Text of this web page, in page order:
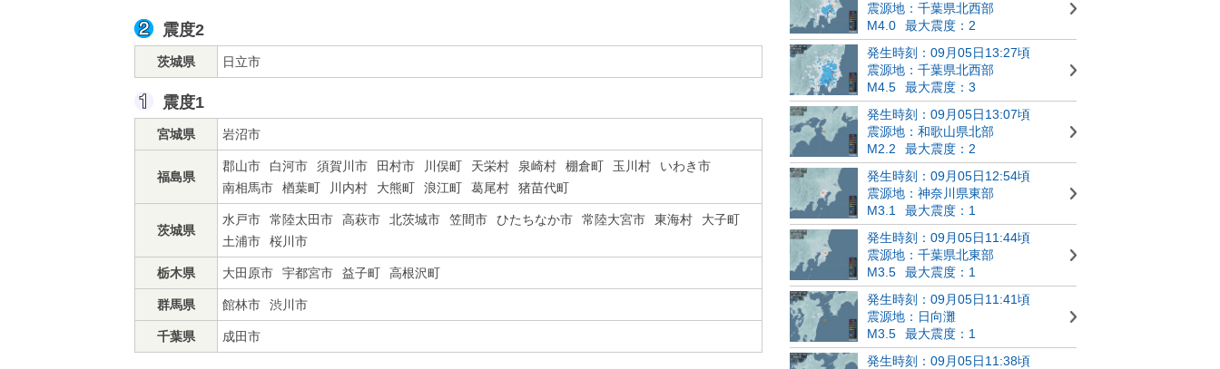
震度2
茨城県 日立市
震度1
宮城県 岩沼市
福島県
郡山市 白河市 須賀川市 田村市 川俣町 天栄村 泉崎村 棚倉町 玉川村
いわき市
南相馬市
楢葉町 川内村 大熊町 浪江町 葛尾村 猪苗代町
茨城県
水戸市 常陸太田市 高萩市 北茨城市 笠間市 ひたちなか市 常陸大宮市 東海村
大子町
土浦市
桜川市
栃木県 大田原市 宇都宮市 益子町 高根沢町
群馬県 館林市 渋川市
千葉県 成田市
震源地：千葉県北西部
M4.0
最大震度：2
発生時刻：09月05日13:27頃
震源地：千葉県北西部
M4.5
最大震度：3
発生時刻：09月05日13:07頃
震源地：和歌山県北部
M2.2
最大震度：2
発生時刻：09月05日12:54頃
震源地：神奈川県東部
M3.1
最大震度：1
発生時刻：09月05日11:44頃
震源地：千葉県北東部
M3.5
最大震度：1
発生時刻：09月05日11:41頃
震源地：日向灘
M3.5
最大震度：1
発生時刻：09月05日11:38頃